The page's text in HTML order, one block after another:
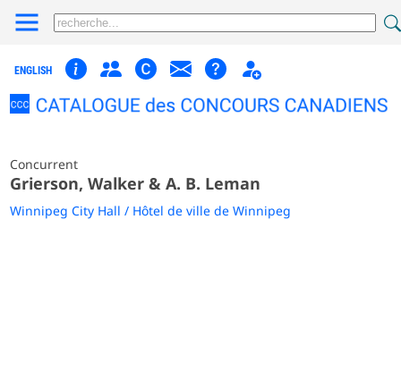
ENGLISH
Concurrent
Grierson, Walker & A. B. Leman
Winnipeg City Hall / Hôtel de ville de Winnipeg